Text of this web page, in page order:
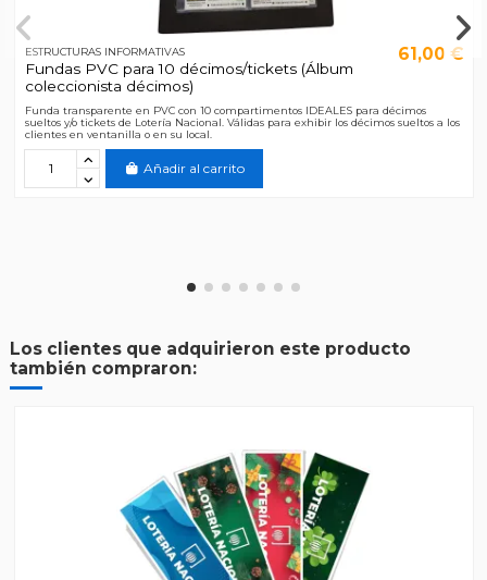
ESTRUCTURAS INFORMATIVAS
Fundas PVC para 10 décimos/tickets (Álbum
coleccionista décimos)
61,00 €
Funda transparente en PVC con 10 compartimentos IDEALES para décimos
sueltos y/o tickets de Lotería Nacional. Válidas para exhibir los décimos sueltos a los
clientes en ventanilla o en su local.
Añadir al carrito
Los clientes que adquirieron este producto
también compraron: